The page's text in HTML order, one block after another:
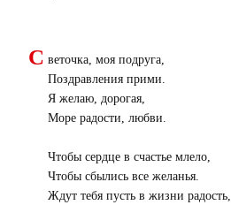
С веточка, моя подруга,
Поздравления прими.
Я желаю, дорогая,
Море радости, любви.
Чтобы сердце в счастье млело,
Чтобы сбылись все желанья.
Ждут тебя пусть в жизни радость,